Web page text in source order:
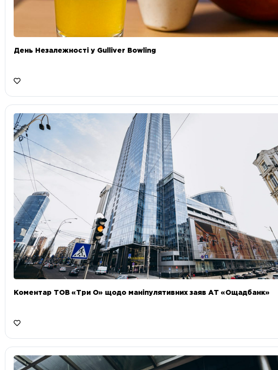
День Незалежності у Gulliver Bowling
Коментар ТОВ «Три О» щодо маніпулятивних заяв АТ «Ощадбанк»